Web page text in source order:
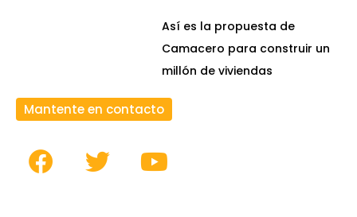
Así es la propuesta de
Camacero para construir un
millón de viviendas
Mantente en contacto